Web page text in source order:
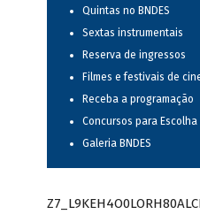
Quintas no BNDES
Sextas instrumentais
Reserva de ingressos
Filmes e festivais de
Receba a programação
Concursos para
Galeria BNDES